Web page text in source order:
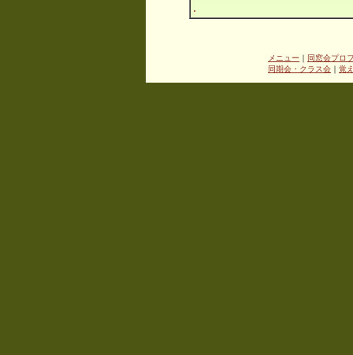
.
メニュー ｜ 同窓会プロ
同期会・クラス会 ｜ 覚